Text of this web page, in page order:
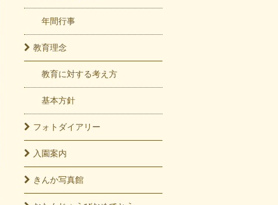
年間行事
教育理念
教育に対する考え方
基本方針
フォト ダイアリー
入園案内
きんか写真館